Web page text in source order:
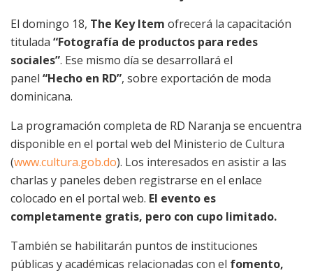
El domingo 18, The Key Item ofrecerá la capacitación
titulada “Fotografía de productos para redes
sociales”. Ese mismo día se desarrollará el
panel “Hecho en RD”, sobre exportación de moda
dominicana.
La programación completa de RD Naranja se encuentra
disponible en el portal web del Ministerio de Cultura
(www.cultura.gob.do). Los interesados en asistir a las
charlas y paneles deben registrarse en el enlace
colocado en el portal web. El evento es
completamente gratis, pero con cupo limitado.
También se habilitarán puntos de instituciones
públicas y académicas relacionadas con el fomento,